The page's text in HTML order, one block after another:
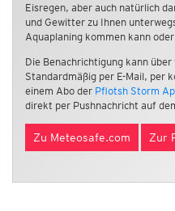
Eisregen, aber auch natürlich
und Gewitter zu Ihnen
Aquaplaning kommen kann
Die Benachrichtigung kann
Standardmäßig per E-Mail, per
einem Abo der Pflotsh Storm
direkt per Pushnachricht auf
Zu Meteosafe.com Zur